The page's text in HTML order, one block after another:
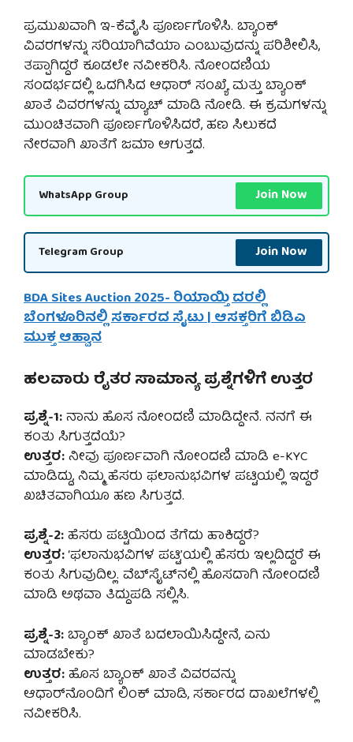
ಪ್ರಮುಖವಾಗಿ ಇ-ಕೆವೈಸಿ ಪೂರ್ಣಗೊಳಿಸಿ. ಬ್ಯಾಂಕ್
ವಿವರಗಳನ್ನು ಸರಿಯಾಗಿವೆಯಾ ಎಂಬುವುದನ್ನು ಪರಿಶೀಲಿಸಿ,
ತಪ್ಪಾಗಿದ್ದರೆ ಕೂಡಲೇ ನವೀಕರಿಸಿ. ನೋಂದಣಿಯ
ಸಂದರ್ಭದಲ್ಲಿ ಒದಗಿಸಿದ ಆಧಾರ್ ಸಂಖ್ಯೆ ಮತ್ತು ಬ್ಯಾಂಕ್
ಖಾತೆ ವಿವರಗಳನ್ನು ಮ್ಯಾಚ್ ಮಾಡಿ ನೋಡಿ. ಈ ಕ್ರಮಗಳನ್ನು
ಮುಂಚಿತವಾಗಿ ಪೂರ್ಣಗೊಳಿಸಿದರೆ, ಹಣ ಸಿಲುಕದೆ
ನೇರವಾಗಿ ಖಾತೆಗೆ ಜಮಾ ಆಗುತ್ತದೆ.
WhatsApp Group Join Now
Telegram Group Join Now
BDA Sites Auction 2025- ರಿಯಾಯ್ತಿ ದರಲ್ಲಿ
ಬೆಂಗಳೂರಿನಲ್ಲಿ ಸರ್ಕಾರದ ಸೈಟು | ಆಸಕ್ತರಿಗೆ ಬಿಡಿಎ
ಮುಕ್ತ ಆಹ್ವಾನ
ಹಲವಾರು ರೈತರ ಸಾಮಾನ್ಯ ಪ್ರಶ್ನೆಗಳಿಗೆ ಉತ್ತರ
ಪ್ರಶ್ನೆ-1:ನಾನು ಹೊಸ ನೋಂದಣಿ ಮಾಡಿದ್ದೇನೆ. ನನಗೆ ಈ
ಕಂತು ಸಿಗುತ್ತದೆಯೆ?
ಉತ್ತರ:ನೀವು ಪೂರ್ಣವಾಗಿ ನೋಂದಣಿ ಮಾಡಿ e-KYC
ಮಾಡಿದ್ದು, ನಿಮ್ಮ ಹೆಸರು ಫಲಾನುಭವಿಗಳ ಪಟ್ಟಿಯಲ್ಲಿ ಇದ್ದರೆ
ಖಚಿತವಾಗಿಯೂ ಹಣ ಸಿಗುತ್ತದೆ.
ಪ್ರಶ್ನೆ-2:ಹೆಸರು ಪಟ್ಟಿಯಿಂದ ತೆಗೆದು ಹಾಕಿದ್ದರೆ?
ಉತ್ತರ:‘ಫಲಾನುಭವಿಗಳ ಪಟ್ಟಿ’ಯಲ್ಲಿ ಹೆಸರು ಇಲ್ಲದಿದ್ದರೆ ಈ
ಕಂತು ಸಿಗುವುದಿಲ್ಲ. ವೆಬ್‌ಸೈಟ್‌ನಲ್ಲಿ ಹೊಸದಾಗಿ ನೋಂದಣಿ
ಮಾಡಿ ಅಥವಾ ತಿದ್ದುಪಡಿ ಸಲ್ಲಿಸಿ.
ಪ್ರಶ್ನೆ-3:ಬ್ಯಾಂಕ್ ಖಾತೆ ಬದಲಾಯಿಸಿದ್ದೇನೆ, ಏನು
ಮಾಡಬೇಕು?
ಉತ್ತರ:ಹೊಸ ಬ್ಯಾಂಕ್ ಖಾತೆ ವಿವರವನ್ನು
ಆಧಾರ್‌ನೊಂದಿಗೆ ಲಿಂಕ್ ಮಾಡಿ, ಸರ್ಕಾರದ ದಾಖಲೆಗಳಲ್ಲಿ
ನವೀಕರಿಸಿ.